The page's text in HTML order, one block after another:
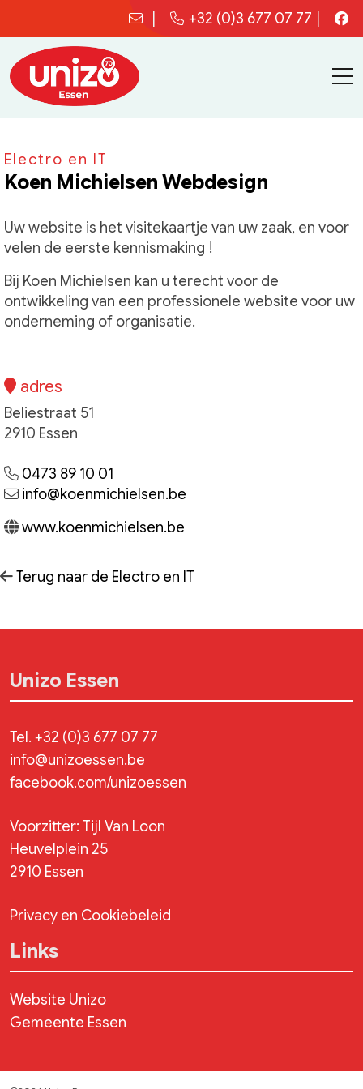
+32 (0)3 677 07 77
Electro en IT
Koen Michielsen Webdesign
Uw website is het visitekaartje van uw zaak, en voor
velen de eerste kennismaking !
Bij Koen Michielsen kan u terecht voor de
ontwikkeling van een professionele website voor uw
onderneming of organisatie.
adres
Beliestraat 51
2910 Essen
0473 89 10 01
info@koenmichielsen.be
www.koenmichielsen.be
Terug naar de Electro en IT
Unizo Essen
Tel. +32 (0)3 677 07 77
info@unizoessen.be
facebook.com/unizoessen
Voorzitter: Tijl Van Loon
Heuvelplein 25
2910 Essen
Privacy en Cookiebeleid
Links
Website Unizo
Gemeente Essen